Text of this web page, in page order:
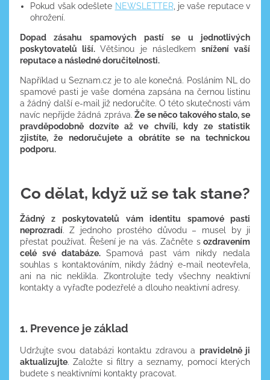
Pokud však odešlete NEWSLETTER, je vaše reputace v
ohrožení.
Dopad zásahu spamových pastí se u jednotlivých
poskytovatelů liší.Většinou je následkemsnížení vaší
reputace a následné doručitelnosti.
Například u Seznam.cz je to ale konečná. Posláním NL do
spamové pasti je vaše doména zapsána na černou listinu
a žádný další e-mail již nedoručíte. O této skutečnosti vám
navíc nepřijde žádná zpráva. Že se něco takového stalo, se
pravděpodobně dozvíte až ve chvíli, kdy ze statistik
zjistíte, že nedoručujete a obrátíte se na technickou
podporu.
Co dělat, když už se tak stane?
Žádný z poskytovatelů vám identitu spamové pasti
neprozradí. Z jednoho prostého důvodu – musel by ji
přestat používat. Řešení je na vás. Začněte sozdravením
celé své databáze. Spamová past vám nikdy nedala
souhlas s kontaktováním, nikdy žádný e-mail neotevřela,
ani na nic neklikla. Zkontrolujte tedy všechny neaktivní
kontakty a vyřaďte podezřelé a dlouho neaktivní adresy.
1. Prevence je základ
Udržujte svou databázi kontaktu zdravou a pravidelně ji
aktualizujte. Založte si filtry a seznamy, pomocí kterých
budete s neaktivními kontakty pracovat.